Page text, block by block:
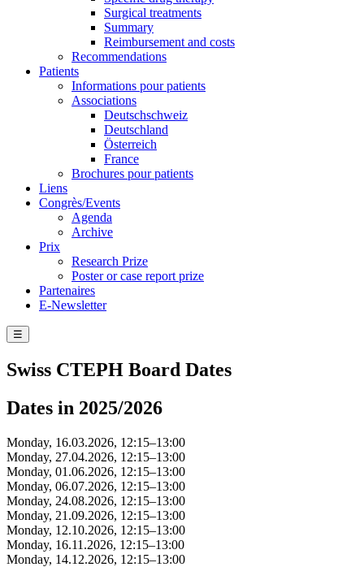
Surgical treatments
Summary
Reimbursement and costs
Recommendations
Patients
Informations pour patients
Associations
Deutschschweiz
Deutschland
Österreich
France
Brochures pour patients
Liens
Congrès/Events
Agenda
Archive
Prix
Research Prize
Poster or case report prize
Partenaires
E-Newsletter
☰
Swiss CTEPH Board Dates
Dates in 2025/2026
Monday, 16.03.2026, 12:15–13:00
Monday, 27.04.2026, 12:15–13:00
Monday, 01.06.2026, 12:15–13:00
Monday, 06.07.2026, 12:15–13:00
Monday, 24.08.2026, 12:15–13:00
Monday, 21.09.2026, 12:15–13:00
Monday, 12.10.2026, 12:15–13:00
Monday, 16.11.2026, 12:15–13:00
Monday, 14.12.2026, 12:15–13:00